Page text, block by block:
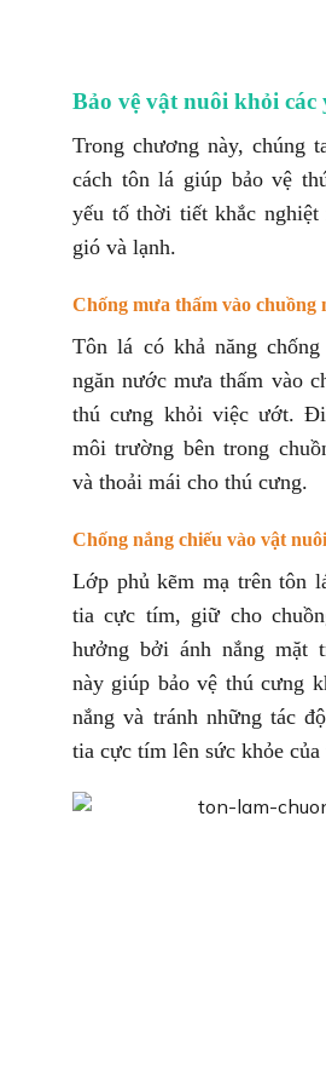
Bảo vệ vật nuôi khỏi các
Trong chương này, chúng
cách tôn lá giúp bảo vệ
yếu tố thời tiết khắc nghiệt
gió và lạnh.
Chống mưa thấm vào chuồng
Tôn lá có khả năng
ngăn nước mưa thấm vào
thú cưng khỏi việc ướt.
môi trường bên trong
và thoải mái cho thú cưng.
Chống nắng chiếu vào vật
Lớp phủ kẽm mạ trên tôn
tia cực tím, giữ cho
hưởng bởi ánh nắng mặt
này giúp bảo vệ thú cưng
nắng và tránh những tác
tia cực tím lên sức khỏe của